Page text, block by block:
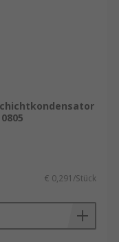
€ 0,291/Stück